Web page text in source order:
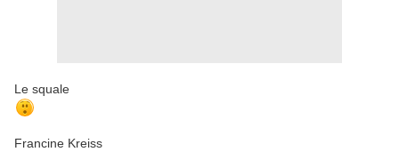
Le squale
Francine Kreiss